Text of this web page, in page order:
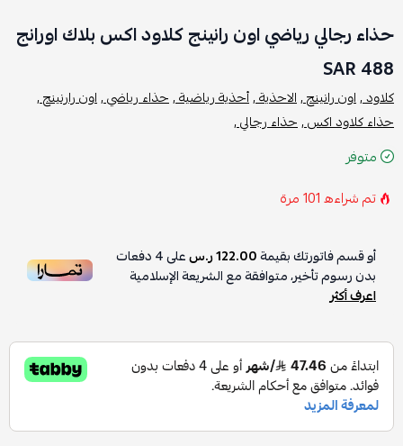
حذاء رجالي رياضي اون رانينج كلاود اكس بلاك اورانج
488 SAR
كلاود ,اون رانينج ,الاحذية ,أحذية رياضية ,حذاء رياضي ,اون رارنينج ,
حذاء كلاود اكس ,حذاء رجالي ,
متوفر
تم شراءه101مرة
أو قسم فاتورتك بقيمة122.00 ر.س على4دفعات
بدون رسوم تأخير، متوافقة مع الشريعة الإسلامية
اعرف أكثر